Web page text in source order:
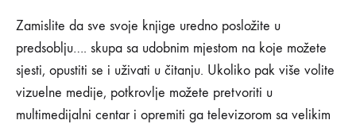
Zamislite da sve svoje knjige uredno posložite u
predsoblju…. skupa sa udobnim mjestom na koje možete
sjesti, opustiti se i uživati u čitanju. Ukoliko pak više volite
vizuelne medije, potkrovlje možete pretvoriti u
multimedijalni centar i opremiti ga televizorom sa velikim